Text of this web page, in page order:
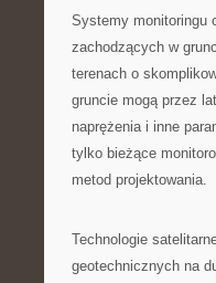
Systemy monitoringu
zachodzących w
terenach o
gruncie mogą przez
naprężenia i inne
tylko bieżące
metod projektowania.
Technologie
geotechnicznych na